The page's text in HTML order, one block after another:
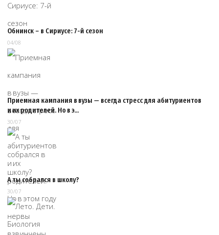
Обнинск – в Сириусе: 7-й сезон
04/08
Приемная кампания в вузы — всегда стресс для абитуриентов
и их родителей. Но в э…
30/07
А ты собрался в школу?
30/07